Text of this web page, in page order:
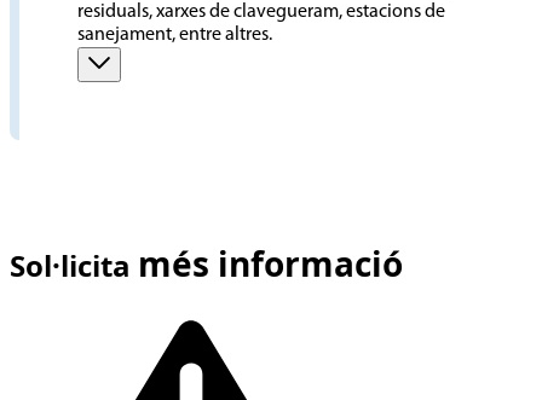
residuals, xarxes de clavegueram, estacions de
sanejament, entre altres.
Sol·licita més informació